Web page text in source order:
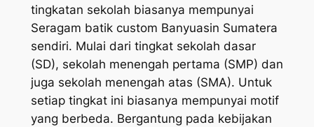
tingkatan sekolah biasanya mempunyai
Seragam batik custom Banyuasin Sumatera
sendiri. Mulai dari tingkat sekolah dasar
(SD), sekolah menengah pertama (SMP) dan
juga sekolah menengah atas (SMA). Untuk
setiap tingkat ini biasanya mempunyai motif
yang berbeda. Bergantung pada kebijakan